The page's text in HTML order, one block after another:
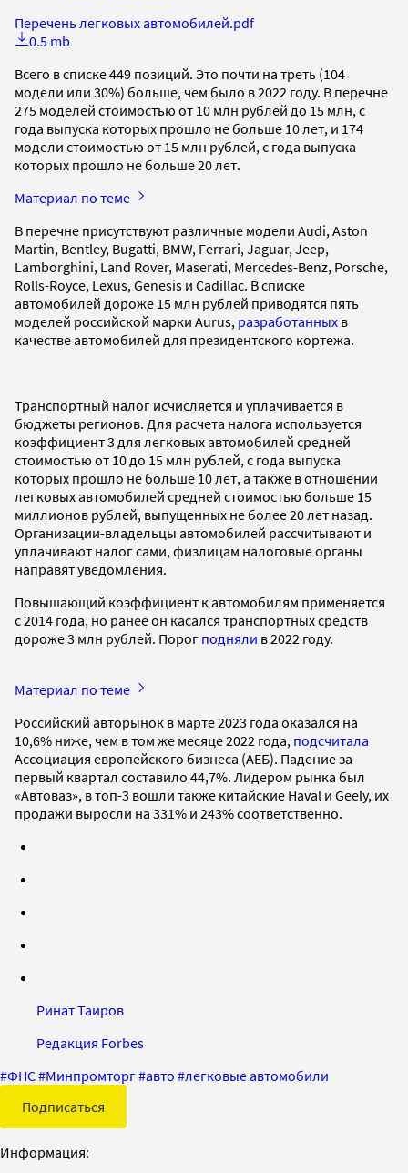
Перечень легковых автомобилей.pdf
0.5 mb
Всего в списке 449 позиций. Это почти на треть (104
модели или 30%) больше, чем было в 2022 году. В перечне
275 моделей стоимостью от 10 млн рублей до 15 млн, с
года выпуска которых прошло не больше 10 лет, и 174
модели стоимостью от 15 млн рублей, с года выпуска
которых прошло не больше 20 лет.
Материал по теме
В перечне присутствуют различные модели Audi, Aston
Martin, Bentley, Bugatti, BMW, Ferrari, Jaguar, Jeep,
Lamborghini, Land Rover, Maserati, Mercedes-Benz, Porsche,
Rolls-Royce, Lexus, Genesis и Cadillac. В списке
автомобилей дороже 15 млн рублей приводятся пять
моделей российской марки Aurus, разработанных в
качестве автомобилей для президентского кортежа.
Транспортный налог исчисляется и уплачивается в
бюджеты регионов. Для расчета налога используется
коэффициент 3 для легковых автомобилей средней
стоимостью от 10 до 15 млн рублей, с года выпуска
которых прошло не больше 10 лет, а также в отношении
легковых автомобилей средней стоимостью больше 15
миллионов рублей, выпущенных не более 20 лет назад.
Организации-владельцы автомобилей рассчитывают и
уплачивают налог сами, физлицам налоговые органы
направят уведомления.
Повышающий коэффициент к автомобилям применяется
с 2014 года, но ранее он касался транспортных средств
дороже 3 млн рублей. Порог подняли в 2022 году.
Материал по теме
Российский авторынок в марте 2023 года оказался на
10,6% ниже, чем в том же месяце 2022 года, подсчитала
Ассоциация европейского бизнеса (АЕБ). Падение за
первый квартал составило 44,7%. Лидером рынка был
«Автоваз», в топ-3 вошли также китайские Haval и Geely, их
продажи выросли на 331% и 243% соответственно.
Ринат Таиров
Редакция Forbes
#ФНС#Минпромторг#авто #легковые автомобили
Подписаться
Информация: